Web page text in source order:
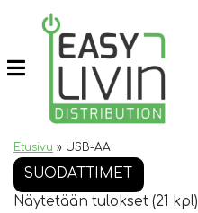
Etusivu » USB-AA
SUODATTIMET
Näytetään tulokset (21 kpl)